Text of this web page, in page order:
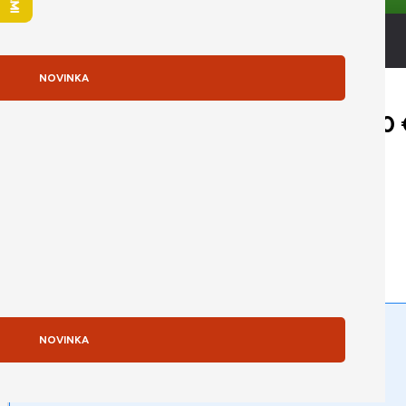
NOVINKA
NOVINKA
Pôvodná cena bola: 2 100,00